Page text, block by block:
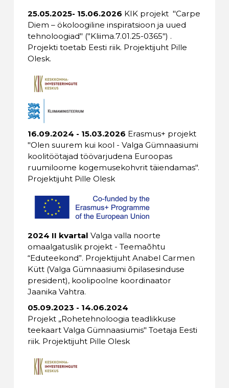
25.05.2025- 15.06.2026 KIK projekt "Carpe
Diem – ökoloogiline inspiratsioon ja uued
tehnoloogiad" ("Kliima.7.01.25-0365") .
Projekti toetab Eesti riik. Projektijuht Pille
Olesk.
16.09.2024 - 15.03.2026 Erasmus+ projekt
"Olen suurem kui kool - Valga Gümnaasiumi
koolitöötajad töövarjudena Euroopas
ruumiloome kogemusekohvrit täiendamas".
Projektijuht Pille Olesk
2024 II kvartal Valga valla noorte
omaalgatuslik projekt - Teemaõhtu
“Eduteekond”. Projektijuht Anabel Carmen
Kütt (Valga Gümnaasiumi õpilasesinduse
president), koolipoolne koordinaator
Jaanika Vahtra.
05.09.2023 - 14.06.2024
Projekt „Rohetehnoloogia teadlikkuse
teekaart Valga Gümnaasiumis" Toetaja Eesti
riik. Projektijuht Pille Olesk